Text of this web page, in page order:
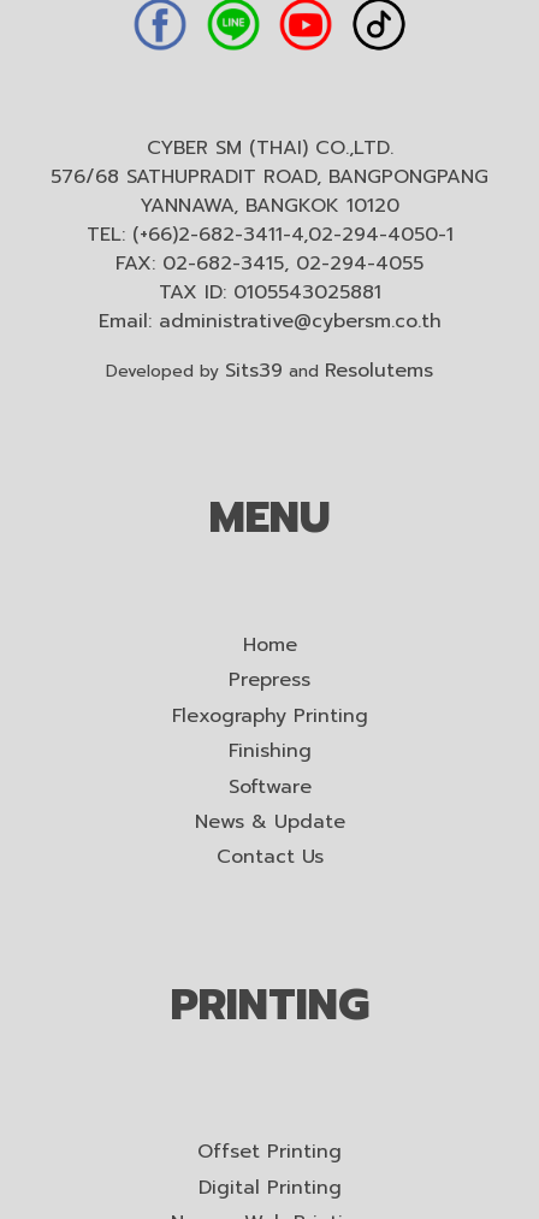
CYBER SM (THAI) CO.,LTD.
576/68 SATHUPRADIT ROAD, BANGPONGPANG
YANNAWA, BANGKOK 10120
TEL: (+66)2-682-3411-4,02-294-4050-1
FAX: 02-682-3415, 02-294-4055
TAX ID: 0105543025881
Email: administrative@cybersm.co.th
Developed by Sits39 and Resolutems
MENU
Home
Prepress
Flexography Printing
Finishing
Software
News & Update
Contact Us
PRINTING
Offset Printing
Digital Printing